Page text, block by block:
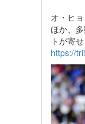
オ・ヒ
ほか、
トが寄
https://